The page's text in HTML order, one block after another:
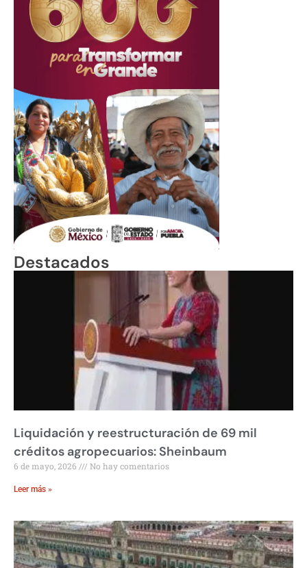
Destacados
Liquidación y reestructuración de 69 mil
créditos agropecuarios: Sheinbaum
6 de mayo, 2026 No hay comentarios
Leer más »